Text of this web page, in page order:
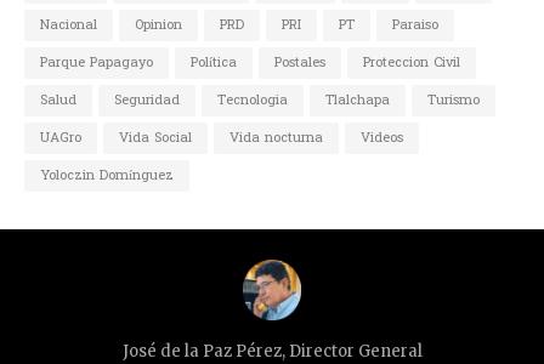
Nacional
Opinion PRD PRI PT
Paraiso
Parque Papagayo
Política Postales
Proteccion Civil
Salud
Seguridad Tecnologia Tlalchapa
Turismo
UAGro
Vida Social Vida nocturna
Videos
Yoloczin Domínguez
José de la Paz Pérez, Director General